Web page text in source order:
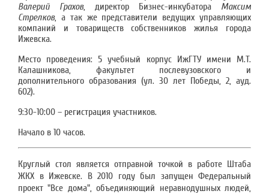
Валерий Грахов, директор Бизнес-инкубатора Максим
Стрелков, а так же представители ведущих управляющих
компаний и товариществ собственников жилья города
Ижевска.
Место проведения: 5 учебный корпус ИжГТУ имени М.Т.
Калашникова, факультет послевузовского и
дополнительного образования (ул. 30 лет Победы, 2, ауд.
602).
9:30-10:00 – регистрация участников.
Начало в 10 часов.
Круглый стол является отправной точкой в работе Штаба
ЖКХ в Ижевске. В 2010 году был запущен Федеральный
проект "Все дома", объединяющий неравнодушных людей,